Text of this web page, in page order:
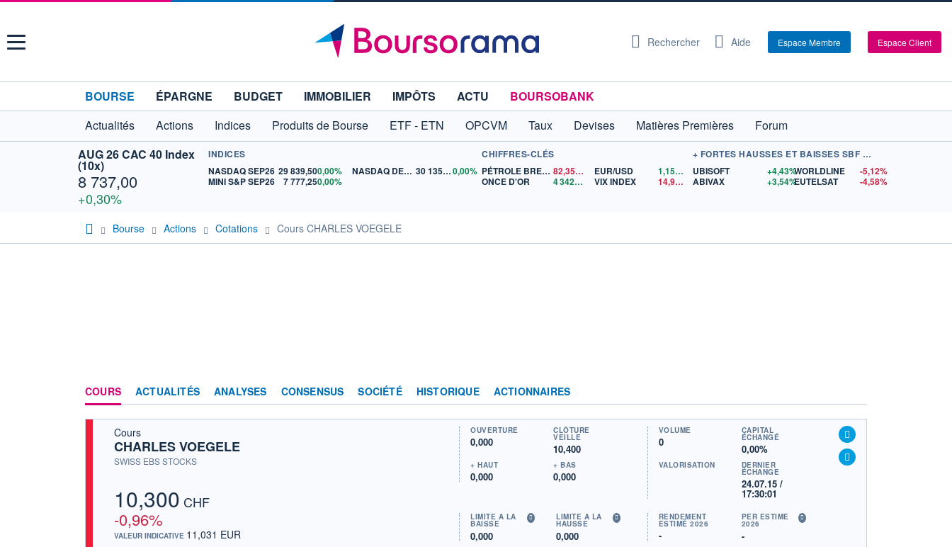
Menu Rechercher Aide Espace Membre Espace Client
BOURSE ÉPARGNE BUDGET IMMOBILIER IMPÔTS ACTU
BOURSOBANK
Actualités
Actions Indices Produits de Bourse ETF - ETN OPCVM Taux Devises Matières Premières
Forum
AUG 26 CAC 40 Index
(10x)
8 737,00
+0,30%
INDICES
NASDAQ SEP26 29 839,500,00%
MINI S&P SEP26
7 777,250,00%
NASDAQ DEC26 30 135,000,00%
CHIFFRES-CLÉS
PÉTROLE BRENT
82,35
$US
ONCE D'OR
4 342,26 $US
EUR/USD 1,1559
$US
VIX INDEX
14,90$US
+ FORTES HAUSSES ET BAISSES SBF 120
UBISOFT
+4,43%
ABIVAX
+3,54%
WORLDLINE
-5,12%
EUTELSAT
-4,58%
Bourse Actions Cotations Cours CHARLES VOEGELE
COURS ACTUALITÉS ANALYSES CONSENSUS SOCIÉTÉ HISTORIQUE ACTIONNAIRES
Cours
CHARLES VOEGELE
SWISS EBS STOCKS
10,300 CHF
-0,96%
VALEUR INDICATIVE 11,031 EUR
OUVERTURE
0,000
CLÔTURE
VEILLE
10,400
+ HAUT
0,000
+ BAS
0,000
VOLUME
0
CAPITAL
ÉCHANGÉ
0,00%
VALORISATION DERNIER
ÉCHANGE
24.07.15 /
17:30:01
LIMITE À LA
BAISSE
0,000
LIMITE À LA
HAUSSE
0,000
RENDEMENT
ESTIMÉ 2026
-
PER ESTIMÉ
2026
-